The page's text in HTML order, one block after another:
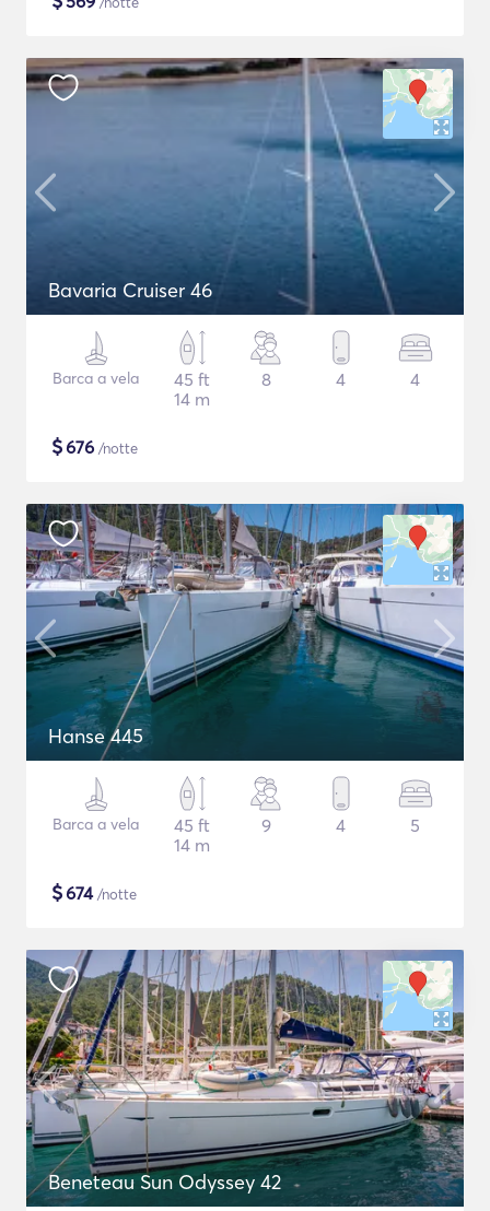
Bavaria Cruiser 46
Barca a vela
45 ft
14 m
8 4 4
$676 /notte
Hanse 445
Barca a vela
45 ft
14 m
9 4 5
$674/notte
Beneteau Sun Odyssey 42